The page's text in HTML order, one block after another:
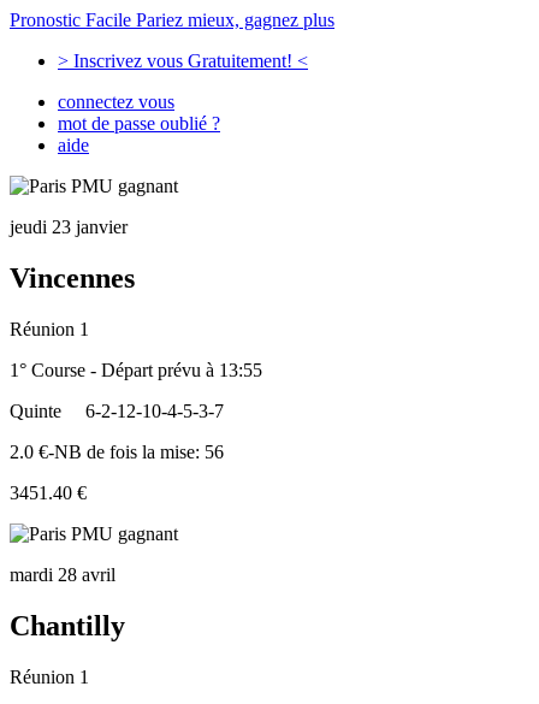
Pronostic Facile Pariez mieux, gagnez plus
> Inscrivez vous Gratuitement! <
connectez vous
mot de passe oublié ?
aide
jeudi 23 janvier
Vincennes
Réunion 1
1° Course - Départ prévu à 13:55
Quinte
6-2-12-10-4-5-3-7
2.0 €-NB de fois la mise: 56
3451.40 €
mardi 28 avril
Chantilly
Réunion 1